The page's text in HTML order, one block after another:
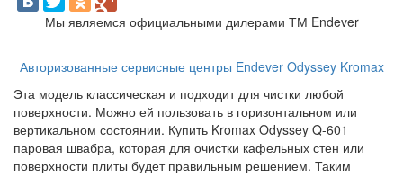
Мы являемся официальными дилерами ТМ Endever
Авторизованные сервисные центры Endever Odyssey Kromax
Эта модель классическая и подходит для чистки любой
поверхности. Можно ей пользовать в горизонтальном или
вертикальном состоянии. Купить Kromax Odyssey Q-601
паровая швабра, которая для очистки кафельных стен или
поверхности плиты будет правильным решением. Таким